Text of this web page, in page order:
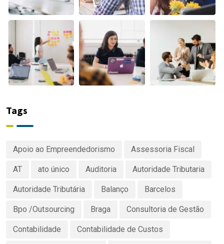
Tags
Apoio ao Empreendedorismo Assessoria Fiscal
AT ato único Auditoria Autoridade Tributaria
Autoridade Tributária Balanço Barcelos
Bpo /Outsourcing Braga Consultoria de Gestão
Contabilidade Contabilidade de Custos